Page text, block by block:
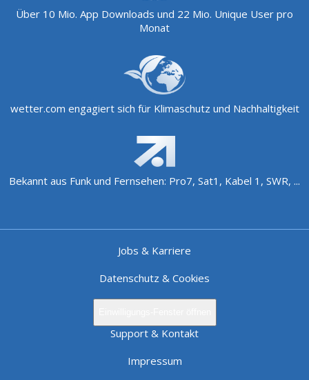
Über 10 Mio. App Downloads und 22 Mio. Unique User pro
Monat
wetter.com engagiert sich für Klimaschutz und Nachhaltigkeit
Bekannt aus Funk und Fernsehen: Pro7, Sat1, Kabel 1, SWR, ...
Jobs & Karriere
Datenschutz & Cookies
Support & Kontakt
Impressum